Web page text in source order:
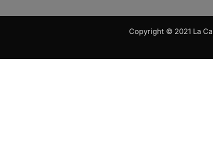
Copyright © 2021 La